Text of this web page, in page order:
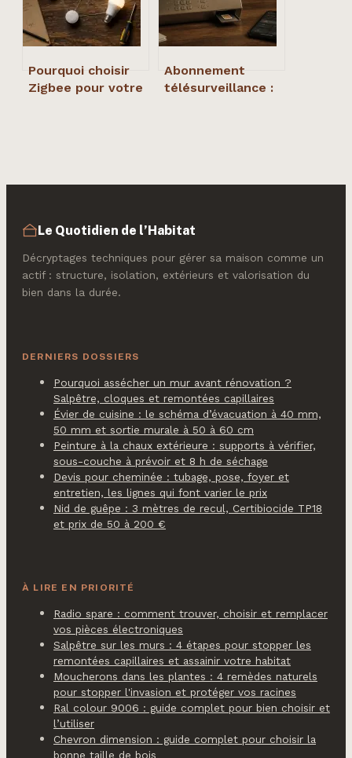
Pourquoi choisir
Zigbee pour votre
Abonnement
télésurveillance :
Le Quotidien de l’Habitat
Décryptages techniques pour gérer sa maison comme un
actif : structure, isolation, extérieurs et valorisation du
bien dans la durée.
DERNIERS DOSSIERS
Pourquoi assécher un mur avant rénovation ?
Salpêtre, cloques et remontées capillaires
Évier de cuisine : le schéma d’évacuation à 40 mm,
50 mm et sortie murale à 50 à 60 cm
Peinture à la chaux extérieure : supports à vérifier,
sous-couche à prévoir et 8 h de séchage
Devis pour cheminée : tubage, pose, foyer et
entretien, les lignes qui font varier le prix
Nid de guêpe : 3 mètres de recul, Certibiocide TP18
et prix de 50 à 200 €
À LIRE EN PRIORITÉ
Radio spare : comment trouver, choisir et remplacer
vos pièces électroniques
Salpêtre sur les murs : 4 étapes pour stopper les
remontées capillaires et assainir votre habitat
Moucherons dans les plantes : 4 remèdes naturels
pour stopper l'invasion et protéger vos racines
Ral colour 9006 : guide complet pour bien choisir et
l’utiliser
Chevron dimension : guide complet pour choisir la
bonne taille de bois